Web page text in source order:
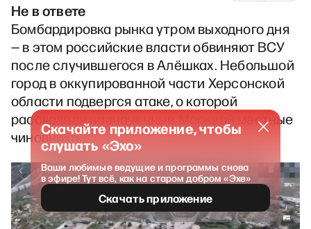
Не в ответе
Бомбардировка рынка утром выходного дня
— в этом российские власти обвиняют ВСУ
после случившегося в Алёшках. Небольшой
город в оккупированной части Херсонской
области подвергся атаке, о которой
рассказали назначенные Москвой местные
чиновники.
Скачайте приложение, чтобы
слушать «Эхо»
Ваши любимые ведущие и программы снова
в эфире! Тут всё, как на старом добром «Эхе»
Скачать приложение